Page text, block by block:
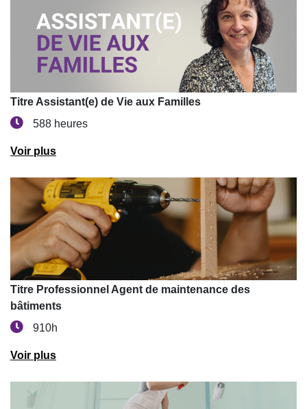
Titre Assistant(e) de Vie aux Familles
588 heures
Voir plus
Titre Professionnel Agent de maintenance des
bâtiments
910h
Voir plus